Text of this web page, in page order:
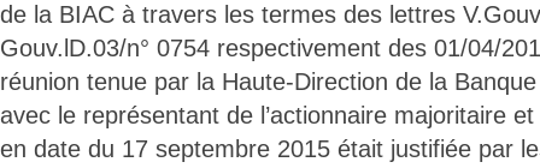
de la BIAC à travers les termes des lettres
Gouv.lD.03/n° 0754 respectivement des 01/04/
réunion tenue par la Haute-Direction de la
avec le représentant de l’actionnaire majoritaire
en date du 17 septembre 2015 était justifiée par